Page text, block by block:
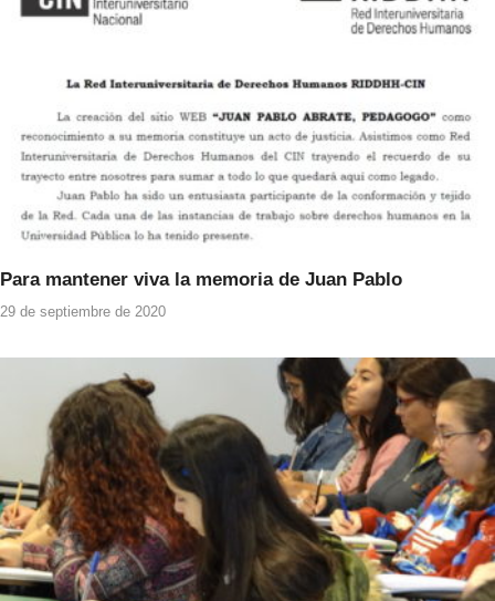
Para mantener viva la memoria de Juan Pablo
29 de septiembre de 2020